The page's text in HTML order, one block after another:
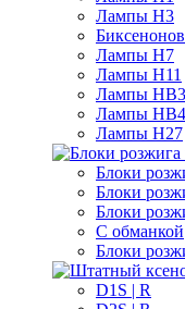
Лампы H3
Лампы H7
Лампы H11
Лампы HB3
Лампы HB4
Лампы H27
Блоки
Блоки
Блоки
С обманкой
Блоки
D1S | R